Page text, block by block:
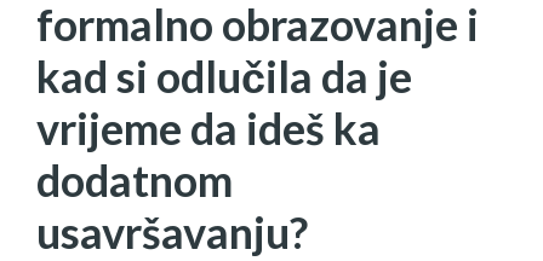
formalno obrazovanje i
kad si odlučila da je
vrijeme da ideš ka
dodatnom
usavršavanju?